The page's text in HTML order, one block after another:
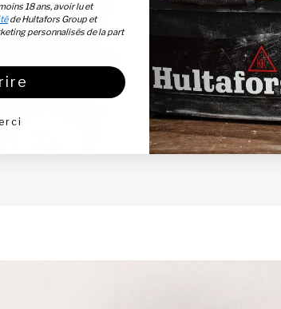
18 ans, avoir lu et
de Hultafors Group et
personnalisés de la part